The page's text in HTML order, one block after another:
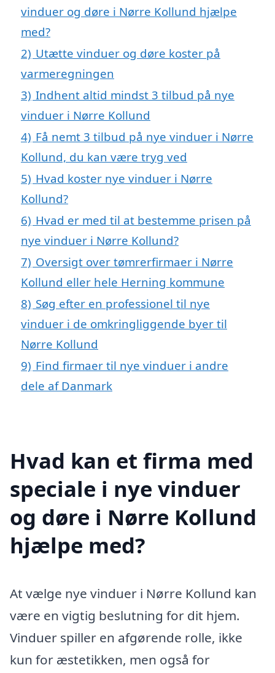
vinduer og døre i Nørre Kollund hjælpe
med?
2) Utætte vinduer og døre koster på
varmeregningen
3) Indhent altid mindst 3 tilbud på nye
vinduer i Nørre Kollund
4) Få nemt 3 tilbud på nye vinduer i Nørre
Kollund, du kan være tryg ved
5) Hvad koster nye vinduer i Nørre
Kollund?
6) Hvad er med til at bestemme prisen på
nye vinduer i Nørre Kollund?
7) Oversigt over tømrerfirmaer i Nørre
Kollund eller hele Herning kommune
8) Søg efter en professionel til nye
vinduer i de omkringliggende byer til
Nørre Kollund
9) Find firmaer til nye vinduer i andre
dele af Danmark
Hvad kan et firma med
speciale i nye vinduer
og døre i Nørre Kollund
hjælpe med?
At vælge nye vinduer i Nørre Kollund kan
være en vigtig beslutning for dit hjem.
Vinduer spiller en afgørende rolle, ikke
kun for æstetikken, men også for